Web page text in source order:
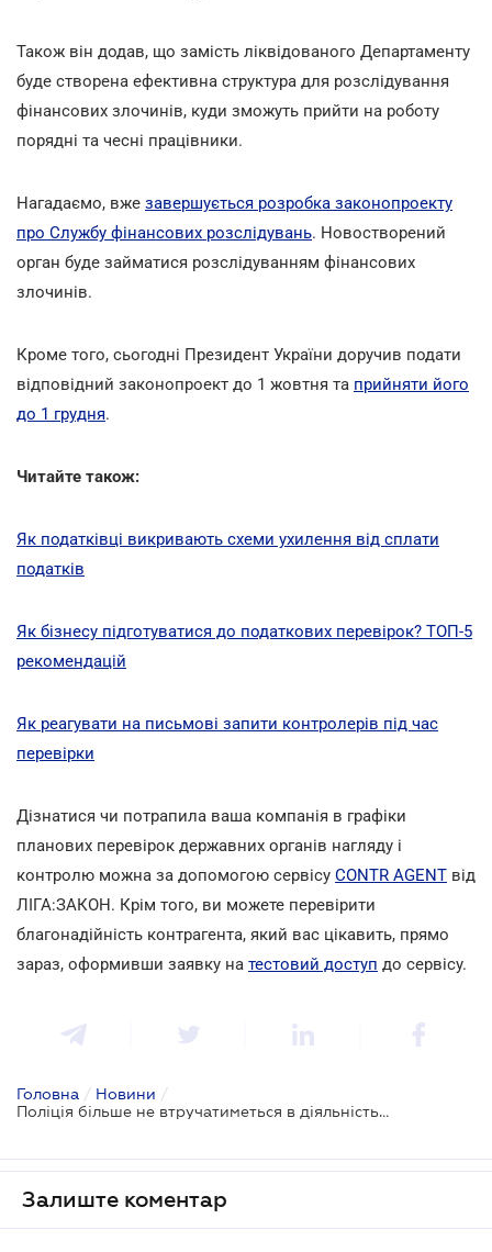
Також він додав, що замість ліквідованого Департаменту
буде створена ефективна структура для розслідування
фінансових злочинів, куди зможуть прийти на роботу
порядні та чесні працівники.
Нагадаємо, вже завершується розробка законопроекту
про Службу фінансових розслідувань. Новостворений
орган буде займатися розслідуванням фінансових
злочинів.
Кроме того, сьогодні Президент України доручив подати
відповідний законопроект до 1 жовтня та прийняти його
до 1 грудня.
Читайте також:
Як податківці викривають схеми ухилення від сплати
податків
Як бізнесу підготуватися до податкових перевірок? ТОП-5
рекомендацій
Як реагувати на письмові запити контролерів під час
перевірки
Дізнатися чи потрапила ваша компанія в графіки
планових перевірок державних органів нагляду і
контролю можна за допомогою сервісу CONTR AGENT від
ЛІГА:ЗАКОН. Крім того, ви можете перевірити
благонадійність контрагента, який вас цікавить, прямо
зараз, оформивши заявку на тестовий доступ до сервісу.
Головна / Новини /
Поліція більше не втручатиметься в діяльність бізнесу
Залиште коментар